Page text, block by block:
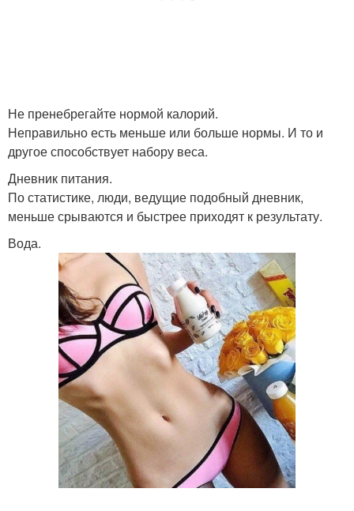
Не пренебрегайте нормой калорий.
Неправильно есть меньше или больше нормы. И то и
другое способствует набору веса.
Дневник питания.
По статистике, люди, ведущие подобный дневник,
меньше срываются и быстрее приходят к результату.
Вода.